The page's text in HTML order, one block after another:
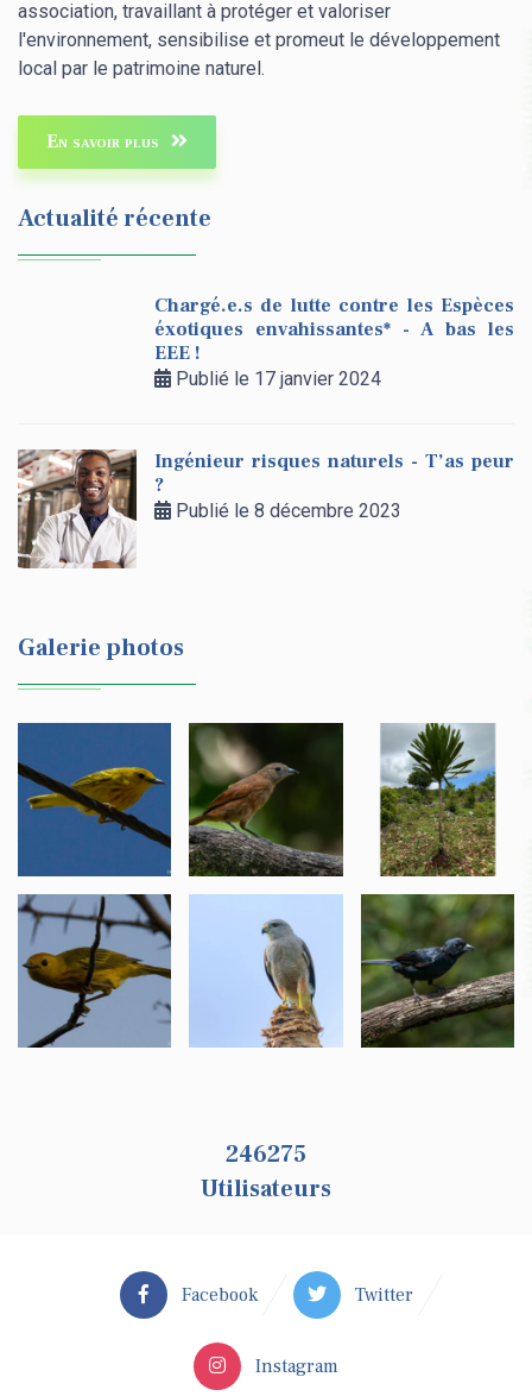
association, travaillant à protéger et valoriser
l'environnement, sensibilise et promeut le développement
local par le patrimoine naturel.
En savoir plus
Actualité récente
Chargé.e.s de lutte contre les Espèces
éxotiques envahissantes* - A bas les
EEE !
Publié le 17 janvier 2024
Ingénieur risques naturels - T’as peur
?
Publié le 8 décembre 2023
Galerie photos
259237
Utilisateurs
Facebook Twitter
Instagram